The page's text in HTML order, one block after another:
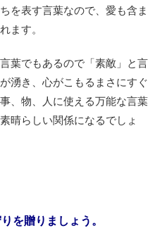
を表す言葉なので、愛も含ま
ます。
葉でもあるので「素敵」と言
湧き、心がこもるまさにすぐ
、物、人に使える万能な言葉
晴らしい関係になるでしょ
を贈りましょう。